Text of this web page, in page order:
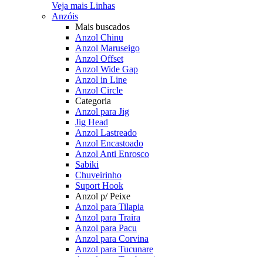
Veja mais Linhas
Anzóis
Mais buscados
Anzol Chinu
Anzol Maruseigo
Anzol Offset
Anzol Wide Gap
Anzol in Line
Anzol Circle
Categoria
Anzol para Jig
Jig Head
Anzol Lastreado
Anzol Encastoado
Anzol Anti Enrosco
Sabiki
Chuveirinho
Suport Hook
Anzol p/ Peixe
Anzol para Tilapia
Anzol para Traira
Anzol para Pacu
Anzol para Corvina
Anzol para Tucunare